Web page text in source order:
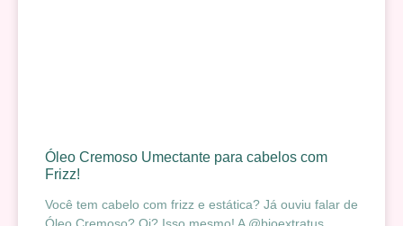
Óleo Cremoso Umectante para cabelos com
Frizz!
Você tem cabelo com frizz e estática? Já ouviu falar de
Óleo Cremoso? Oi? Isso mesmo! A @bioextratus